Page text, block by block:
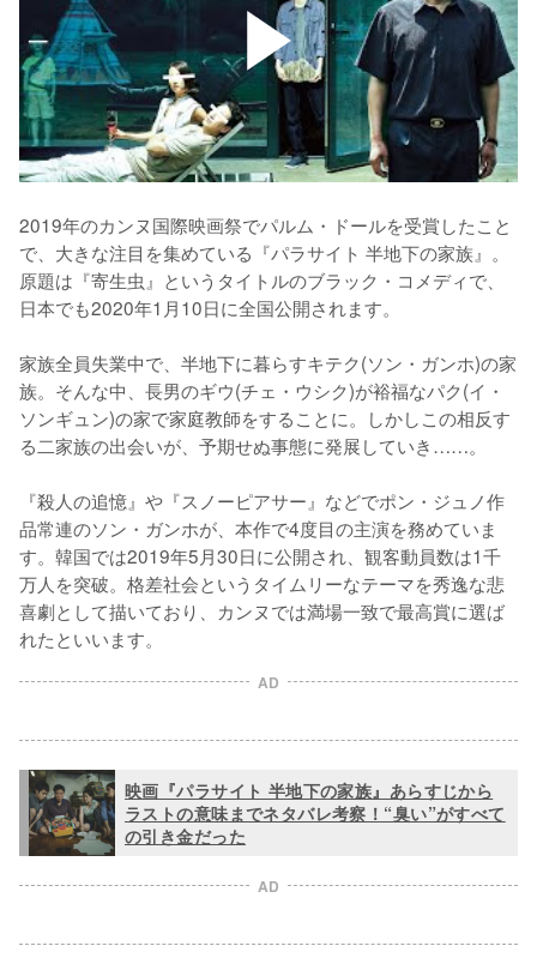
2019年のカンヌ国際映画祭でパルム・ドールを受賞したこと
で、大きな注目を集めている『パラサイト 半地下の家族』。
原題は『寄生虫』というタイトルのブラック・コメディで、
日本でも2020年1月10日に全国公開されます。
家族全員失業中で、半地下に暮らすキテク(ソン・ガンホ)の家
族。そんな中、長男のギウ(チェ・ウシク)が裕福なパク(イ・
ソンギュン)の家で家庭教師をすることに。しかしこの相反す
る二家族の出会いが、予期せぬ事態に発展していき……。
『殺人の追憶』や『スノーピアサー』などでポン・ジュノ作
品常連のソン・ガンホが、本作で4度目の主演を務めていま
す。韓国では2019年5月30日に公開され、観客動員数は1千
万人を突破。格差社会というタイムリーなテーマを秀逸な悲
喜劇として描いており、カンヌでは満場一致で最高賞に選ば
れたといいます。
AD
映画『パラサイト 半地下の家族』あらすじから
ラストの意味までネタバレ考察！“臭い”がすべて
の引き金だった
AD